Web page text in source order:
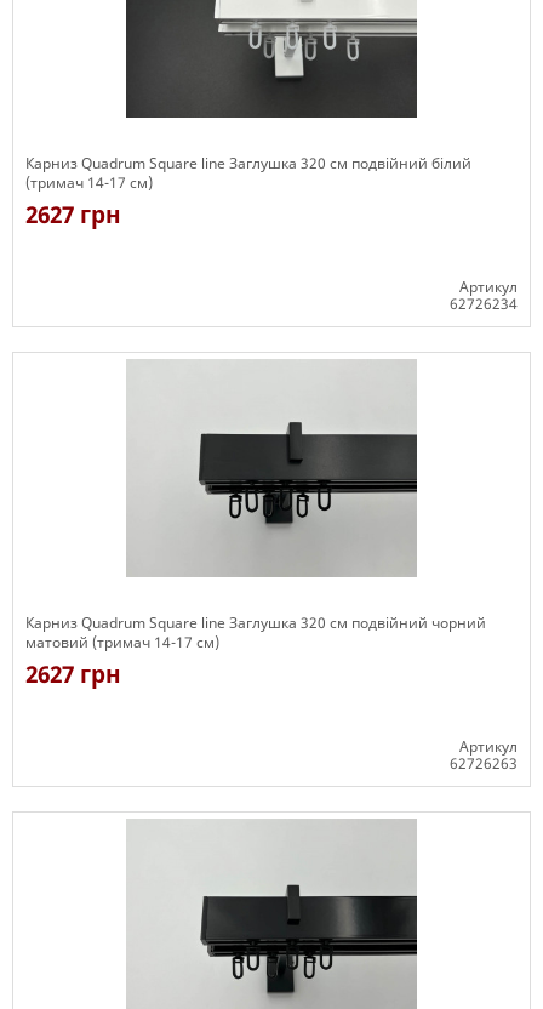
Карниз Quadrum Square line Заглушка 320 см подвійний білий
(тримач 14-17 см)
2627 грн
Артикул
62726234
Карниз Quadrum Square line Заглушка 320 см подвійний чорний
матовий (тримач 14-17 см)
2627 грн
Артикул
62726263